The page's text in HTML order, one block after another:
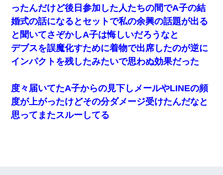
ったんだけど後日参加した人たちの間でA子の結
婚式の話になるとセットで私の余興の話題が出る
と聞いてさぞかしA子は悔しいだろうなと
デブスを誤魔化すために着物で出席したのが逆に
インパクトを残したみたいで思わぬ効果だった
度々届いてたA子からの見下しメールやLINEの頻
度が上がったけどその分ダメージ受けたんだなと
思ってまたスルーしてる